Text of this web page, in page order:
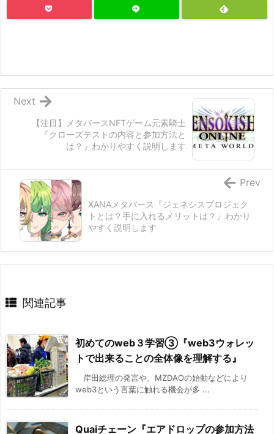
【注目】メタバースNFTゲーム元素騎士
『クローズテストの内容と参加方法と
は？』わかりやすく説明します
Next
XANAメタバース『ジェネシスプロジェク
トとは？手に入れるメリットは？』わかり
やすく説明します
Prev
関連記事
初めてのweb３学習③『web3ウォレッ
トで出来ることの全体像を理解する』
岸田総理の発言や、MZDAOの始動などにより
web3という言葉に触れる機会が多 ...
Quaiチェーン『エアドロップの参加方法